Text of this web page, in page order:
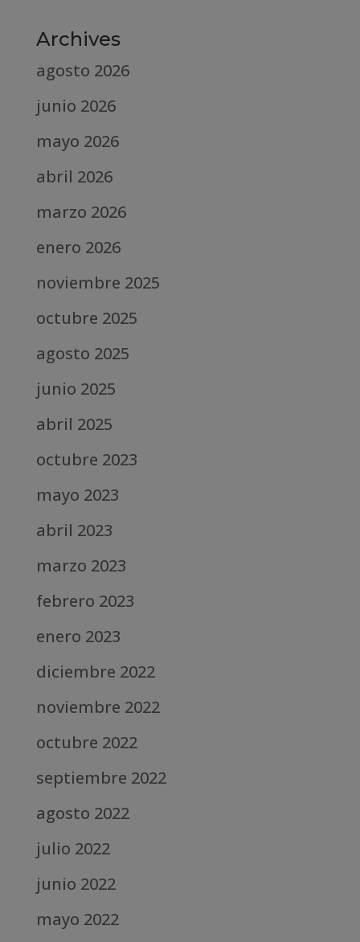
Archives
agosto 2026
junio 2026
mayo 2026
abril 2026
marzo 2026
enero 2026
noviembre 2025
octubre 2025
agosto 2025
junio 2025
abril 2025
octubre 2023
mayo 2023
abril 2023
marzo 2023
febrero 2023
enero 2023
diciembre 2022
noviembre 2022
octubre 2022
septiembre 2022
agosto 2022
julio 2022
junio 2022
mayo 2022